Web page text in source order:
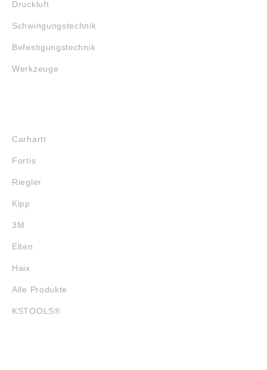
Druckluft
Schwingungstechnik
Befestigungstechnik
Werkzeuge
Carhartt
Fortis
Riegler
Kipp
3M
Elten
Haix
Alle Produkte
KSTOOLS®